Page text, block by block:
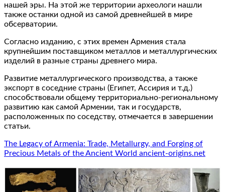
нашей эры. На этой же территории археологи нашли
также останки одной из самой древнейшей в мире
обсерватории.
Согласно изданию, с этих времен Армения стала
крупнейшим поставщиком металлов и металлургических
изделий в разные страны древнего мира.
Развитие металлургического производства, а также
экспорт в соседние страны (Египет, Ассирия и т.д.)
способствовали общему территориально-региональному
развитию как самой Армении, так и государств,
расположенных по соседству, отмечается в завершении
статьи.
The Legacy of Armenia: Trade, Metallurgy, and Forging of
Precious Metals of the Ancient World ancient-origins.net